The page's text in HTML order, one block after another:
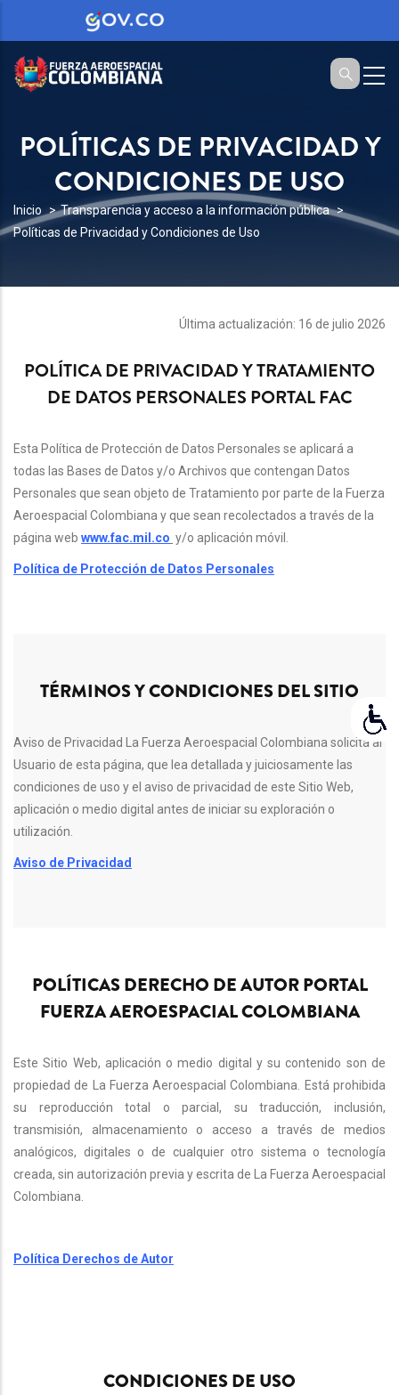
POLÍTICAS DE PRIVACIDAD Y
CONDICIONES DE USO
SOBRESCRIBIR
ENLACES
LA
NAVEGACIÓN
Inicio
Transparencia y acceso a la información pública
Políticas de Privacidad y Condiciones de Uso
Última actualización: 16 de julio 2026
POLÍTICA DE PRIVACIDAD Y TRATAMIENTO
DE DATOS PERSONALES PORTAL FAC
Esta Política de Protección de Datos Personales se aplicará a
todas las Bases de Datos y/o Archivos que contengan Datos
Personales que sean objeto de Tratamiento por parte de la Fuerza
Aeroespacial Colombiana y que sean recolectados a través de la
página web www.fac.mil.co y/o aplicación móvil.
Política de Protección de Datos Personales
TÉRMINOS Y CONDICIONES DEL SITIO
Aviso de Privacidad La Fuerza Aeroespacial Colombiana solicita al
Usuario de esta página, que lea detallada y juiciosamente las
condiciones de uso y el aviso de privacidad de este Sitio Web,
aplicación o medio digital antes de iniciar su exploración o
utilización.
Aviso de Privacidad
POLÍTICAS DERECHO DE AUTOR PORTAL
FUERZA AEROESPACIAL COLOMBIANA
Este Sitio Web, aplicación o medio digital y su contenido son de
propiedad de La Fuerza Aeroespacial Colombiana. Está prohibida
su reproducción total o parcial, su traducción, inclusión,
transmisión, almacenamiento o acceso a través de medios
analógicos, digitales o de cualquier otro sistema o tecnología
creada, sin autorización previa y escrita de La Fuerza Aeroespacial
Colombiana.
Política Derechos de Autor
CONDICIONES DE USO